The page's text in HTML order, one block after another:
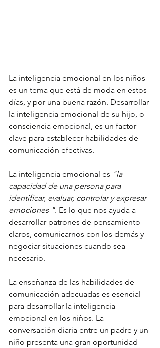
La inteligencia emocional en los niños
es un tema que está de moda en estos
días, y por una buena razón. Desarrollar
la inteligencia emocional de su hijo, o
consciencia emocional, es un factor
clave para establecer habilidades de
comunicación efectivas.
La inteligencia emocional es "la
capacidad de una persona para
identificar, evaluar, controlar y expresar
emociones ". Es lo que nos ayuda a
desarrollar patrones de pensamiento
claros, comunicarnos con los demás y
negociar situaciones cuando sea
necesario.
La enseñanza de las habilidades de
comunicación adecuadas es esencial
para desarrollar la inteligencia
emocional en los niños. La
conversación diaria entre un padre y un
niño presenta una gran oportunidad